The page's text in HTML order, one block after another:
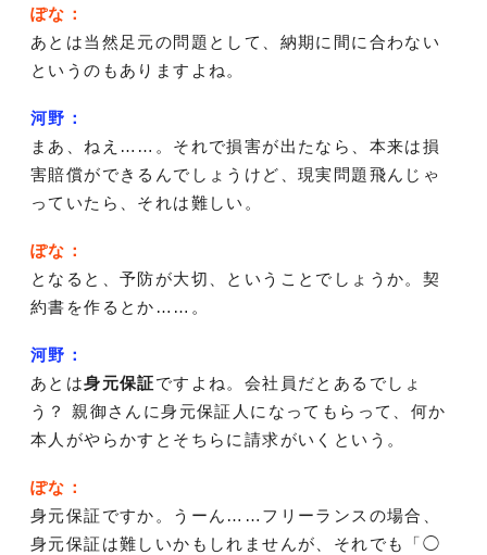
ぽな：
あとは当然足元の問題として、納期に間に合わない
というのもありますよね。
河野：
まあ、ねえ……。それで損害が出たなら、本来は損
害賠償ができるんでしょうけど、現実問題飛んじゃ
っていたら、それは難しい。
ぽな：
となると、予防が大切、ということでしょうか。契
約書を作るとか……。
河野：
あとは身元保証ですよね。会社員だとあるでしょ
う？ 親御さんに身元保証人になってもらって、何か
本人がやらかすとそちらに請求がいくという。
ぽな：
身元保証ですか。うーん……フリーランスの場合、
身元保証は難しいかもしれませんが、それでも「◯